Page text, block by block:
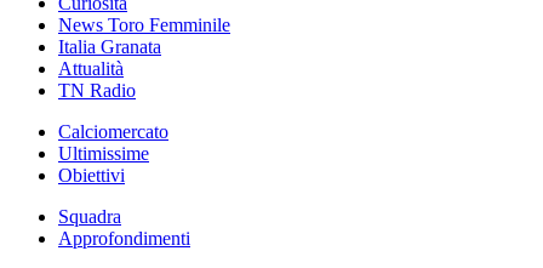
News Toro Femminile
Italia Granata
Attualità
TN Radio
Calciomercato
Ultimissime
Obiettivi
Squadra
Approfondimenti